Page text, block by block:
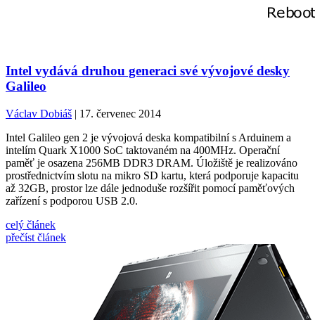
Intel vydává druhou generaci své vývojové desky
Galileo
Václav Dobiáš | 17. červenec 2014
Intel Galileo gen 2 je vývojová deska kompatibilní s Arduinem a
intelím Quark X1000 SoC taktovaném na 400MHz. Operační
paměť je osazena 256MB DDR3 DRAM. Úložiště je realizováno
prostřednictvím slotu na mikro SD kartu, která podporuje kapacitu
až 32GB, prostor lze dále jednoduše rozšířit pomocí paměťových
zařízení s podporou USB 2.0.
celý článek
přečíst článek